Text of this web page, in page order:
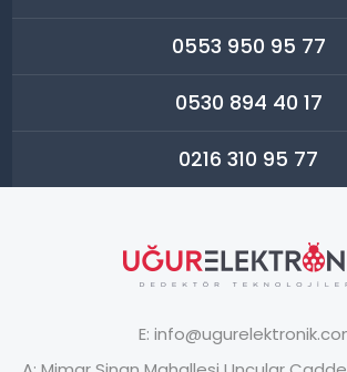
0553 950 95 77
0530 894 40 17
0216 310 95 77
E: